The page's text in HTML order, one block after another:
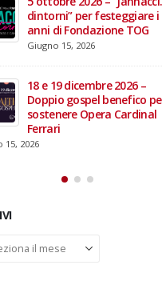
3 giugno 2026 – Al Teatro
Fraschini di Pavia il concerto
inaugurale di UniON –
13, 2026
Un evento di Natale per
Aragorn